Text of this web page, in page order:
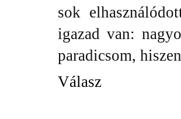
sok
igazad van:
paradicsom,
Válasz